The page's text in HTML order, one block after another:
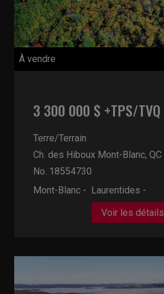
À vendre
3 300 000 $ +TPS/TVQ
Terre/Terrain
Ch. des Hiboux Mont-Blanc, QC
No. 18554730
Mont-Blanc - Laurentides -
Voir les détails